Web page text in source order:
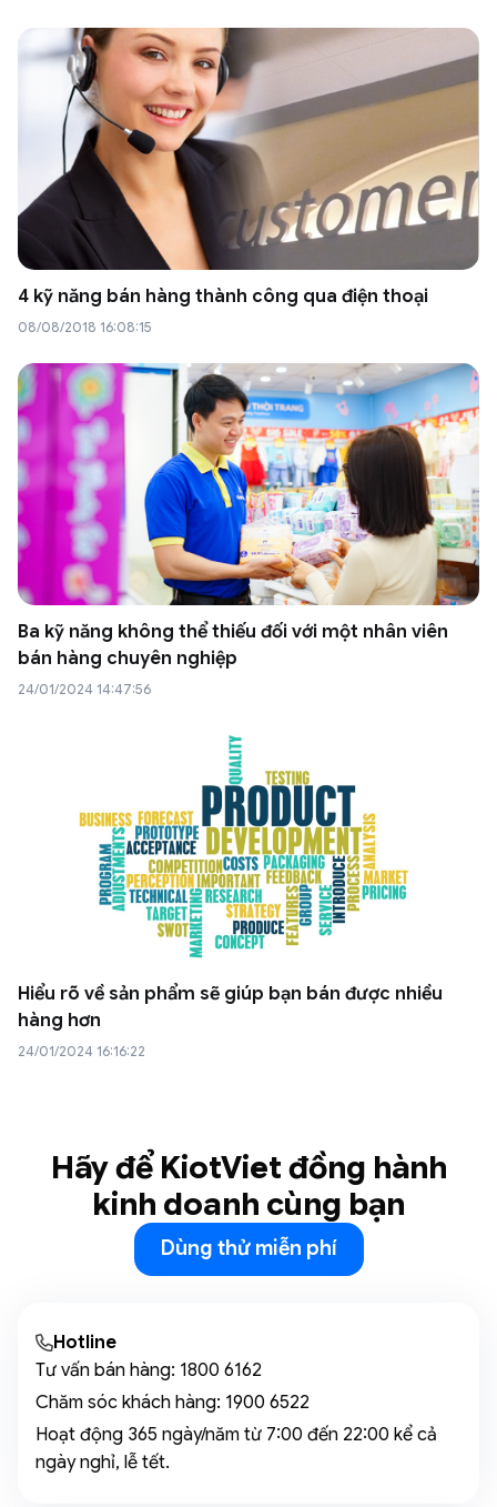
4 kỹ năng bán hàng thành công qua điện thoại
08/08/2018 16:08:15
Ba kỹ năng không thể thiếu đối với một nhân viên
bán hàng chuyên nghiệp
24/01/2024 14:47:56
Hiểu rõ về sản phẩm sẽ giúp bạn bán được nhiều
hàng hơn
24/01/2024 16:16:22
Hãy để KiotViet đồng hành
kinh doanh cùng bạn
Dùng thử miễn phí
Hotline
Tư vấn bán hàng: 1800 6162
Chăm sóc khách hàng: 1900 6522
Hoạt động 365 ngày/năm từ 7:00 đến 22:00 kể cả
ngày nghỉ, lễ tết.